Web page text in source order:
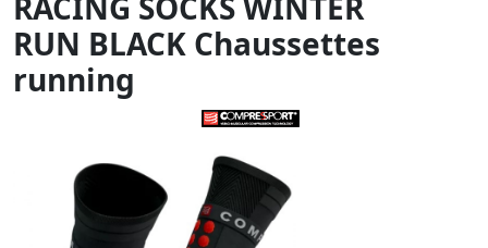
RUN BLACK Chaussettes
running